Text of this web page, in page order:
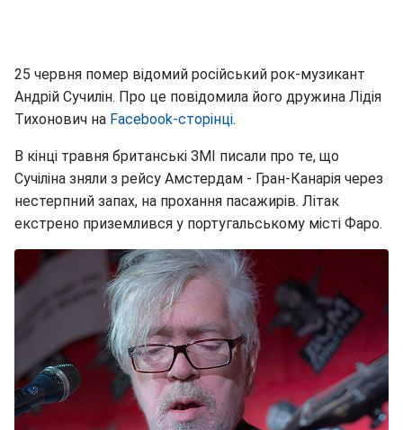
25 червня помер відомий російський рок-музикант
Андрій Сучилін. Про це повідомила його дружина Лідія
Тихонович на Facebook-сторінці.
В кінці травня британські ЗМІ писали про те, що
Сучіліна зняли з рейсу Амстердам - Гран-Канарія через
нестерпний запах, на прохання пасажирів. Літак
екстрено приземлився у португальському місті Фаро.